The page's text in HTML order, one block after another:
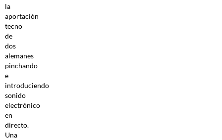
la
aportación
tecno
de
dos
alemanes
pinchando
e
introduciendo
sonido
electrónico
en
directo.
Una